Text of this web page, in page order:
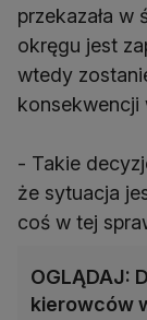
przekazała w
okręgu jest
wtedy
konsekwencji
- Takie
że sytuacja
coś w tej
OGLĄDAJ:
kierowców